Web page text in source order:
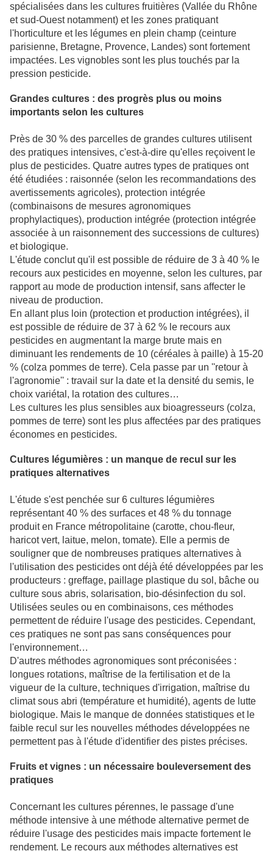
spécialisées dans les cultures fruitières (Vallée du Rhône
et sud-Ouest notamment) et les zones pratiquant
l'horticulture et les légumes en plein champ (ceinture
parisienne, Bretagne, Provence, Landes) sont fortement
impactées. Les vignobles sont les plus touchés par la
pression pesticide.
Grandes cultures : des progrès plus ou moins
importants selon les cultures
Près de 30 % des parcelles de grandes cultures utilisent
des pratiques intensives, c'est-à-dire qu'elles reçoivent le
plus de pesticides. Quatre autres types de pratiques ont
été étudiées : raisonnée (selon les recommandations des
avertissements agricoles), protection intégrée
(combinaisons de mesures agronomiques
prophylactiques), production intégrée (protection intégrée
associée à un raisonnement des successions de cultures)
et biologique.
L'étude conclut qu'il est possible de réduire de 3 à 40 % le
recours aux pesticides en moyenne, selon les cultures, par
rapport au mode de production intensif, sans affecter le
niveau de production.
En allant plus loin (protection et production intégrées), il
est possible de réduire de 37 à 62 % le recours aux
pesticides en augmentant la marge brute mais en
diminuant les rendements de 10 (céréales à paille) à 15-20
% (colza pommes de terre). Cela passe par un ''retour à
l'agronomie'' : travail sur la date et la densité du semis, le
choix variétal, la rotation des cultures…
Les cultures les plus sensibles aux bioagresseurs (colza,
pommes de terre) sont les plus affectées par des pratiques
économes en pesticides.
Cultures légumières : un manque de recul sur les
pratiques alternatives
L'étude s'est penchée sur 6 cultures légumières
représentant 40 % des surfaces et 48 % du tonnage
produit en France métropolitaine (carotte, chou-fleur,
haricot vert, laitue, melon, tomate). Elle a permis de
souligner que de nombreuses pratiques alternatives à
l'utilisation des pesticides ont déjà été développées par les
producteurs : greffage, paillage plastique du sol, bâche ou
culture sous abris, solarisation, bio-désinfection du sol.
Utilisées seules ou en combinaisons, ces méthodes
permettent de réduire l'usage des pesticides. Cependant,
ces pratiques ne sont pas sans conséquences pour
l'environnement…
D'autres méthodes agronomiques sont préconisées :
longues rotations, maîtrise de la fertilisation et de la
vigueur de la culture, techniques d'irrigation, maîtrise du
climat sous abri (température et humidité), agents de lutte
biologique. Mais le manque de données statistiques et le
faible recul sur les nouvelles méthodes développées ne
permettent pas à l'étude d'identifier des pistes précises.
Fruits et vignes : un nécessaire bouleversement des
pratiques
Concernant les cultures pérennes, le passage d'une
méthode intensive à une méthode alternative permet de
réduire l'usage des pesticides mais impacte fortement le
rendement. Le recours aux méthodes alternatives est